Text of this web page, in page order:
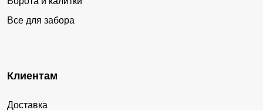
Все для забора
Клиентам
Доставка